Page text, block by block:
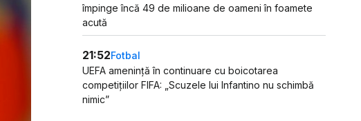
împinge încă 49 de milioane de oameni în foamete
acută
21:52Fotbal
UEFA amenință în continuare cu boicotarea
competițiilor FIFA: „Scuzele lui Infantino nu schimbă
nimic”